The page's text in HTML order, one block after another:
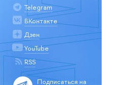
Telegram
ВКонтакте
Дзен
YouTube
RSS
Подписаться на